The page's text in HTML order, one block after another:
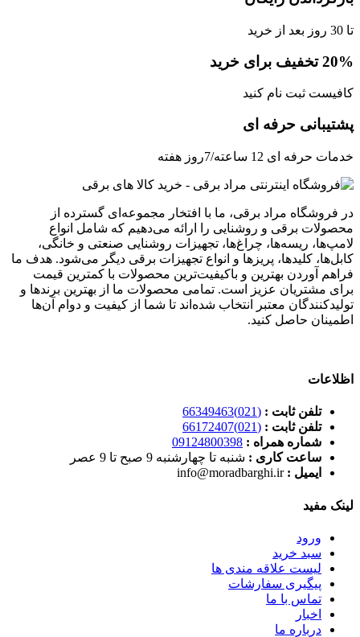
تا 30 روز بعد از خرید
20% تخفیف برای خرید
کافیست ثبت نام کنید
پشتیبانی حرفه ای
خدمات حرفه ای 12 ساعته/7روز هفته
در فروشگاه مراد برقی، ما با افتخار مجموعه‌ای گسترده از
محصولات برقی و روشنایی را ارائه می‌دهیم که شامل انواع
لامپ‌ها، ریسه‌ها، چراغ‌ها، تجهیزات روشنایی صنعتی و خانگی،
کابل‌ها، کلیدها، پریزها و انواع تجهیزات برقی دیگر می‌شود. هدف ما
فراهم آوردن بهترین و باکیفیت‌ترین محصولات با کمترین قیمت‌
برای مشتریان عزیز است. تمامی محصولات ما از بهترین برندها و
تولیدکنندگان معتبر انتخاب شده‌اند تا شما از کیفیت و دوام آن‌ها
اطمینان حاصل کنید.
اظلاعات
تلفن ثابت : (021)66349463
تلفن ثابت : (021)66172407
شماره همراه : 09124800398
ساعت کاری : شنبه تا چهارشنبه 9 صبح تا 9 عصر
ایمیل :info@moradbarghi.ir
لینک مفید
ورود
سبد خرید
لیست علاقه مندی ها
پیگیری سفارشات
تماس با ما
اخبار
درباره ما